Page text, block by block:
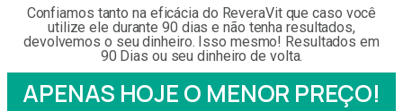
Confiamos tanto na eficácia do ReveraVit que caso você
utilize ele durante 90 dias e não tenha resultados,
devolvemos o seu dinheiro. Isso mesmo! Resultados em
90 Dias ou seu dinheiro de volta.
APENAS HOJE O MENOR PREÇO!